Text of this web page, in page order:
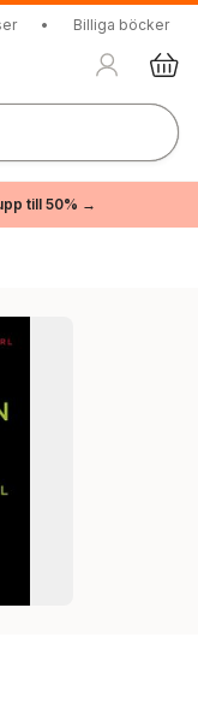
• Billiga böcker
till 50% →